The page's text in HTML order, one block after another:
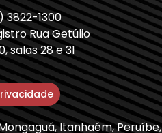
3822-1300
Rua Getúlio
salas 28 e 31
Itanhaém, Peruíbe,